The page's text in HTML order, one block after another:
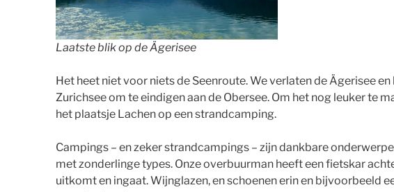
Laatste blik op de Ägerisee
Het heet niet voor niets de Seenroute. We verlaten de Ägerisee
Zurichsee om te eindigen aan de Obersee. Om het nog leuker te
het plaatsje Lachen op een strandcamping.
Campings – en zeker strandcampings – zijn dankbare
met zonderlinge types. Onze overbuurman heeft een fietskar
uitkomt en ingaat. Wijnglazen, en schoenen erin en bijvoorbeeld